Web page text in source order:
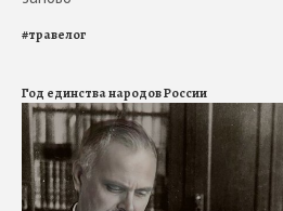
#травелог
Год единства народов России